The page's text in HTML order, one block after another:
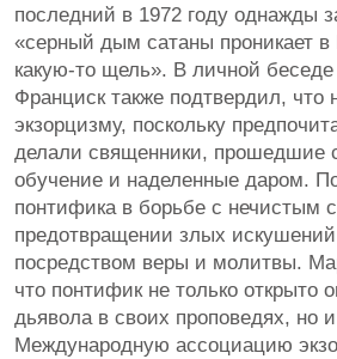
последний в 1972 году однажды
«серный дым сатаны проникает в
какую-то щель». В личной
Франциск также подтвердил, что
экзорцизму, поскольку
делали священники, прошедшие
обучение и наделенные даром.
понтифика в борьбе с нечистым
предотвращении злых
посредством веры и молитвы.
что понтифик не только открыто
дьявола в своих проповедях, но
Международную ассоциацию